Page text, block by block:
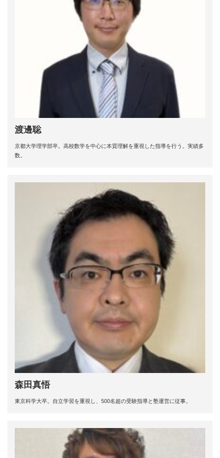
渡邊聡
京都大学理学部卒。高校数学を中心に本質理解を重視した指導を行う。実績多
数。
森田真悟
東京科学大卒。自立学習を重視し、500名超の受験指導と塾運営に従事。